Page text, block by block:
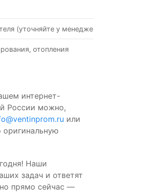
(уточняйте у менеджеров)
отопления
интернет-
России можно,
или
оригинальную
Наши
задач и ответят
прямо сейчас —